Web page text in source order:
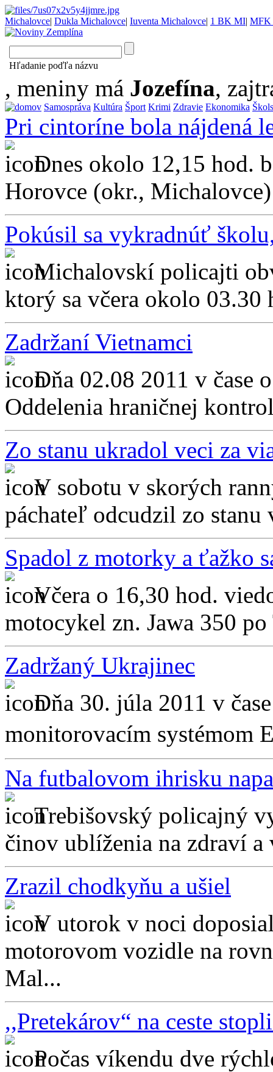
Michalovce| Dukla Michalovce| Iuventa Michalovce| 1 BK MI| MFK
Hľadanie poďľa názvu
, meniny má Jozefína,
Samospráva Kultúra Šport Krimi Zdravie Ekonomika
Pri cintoríne bola nájdená
Dnes okolo 12,15 hod.
Horovce (okr.,
Pokúsil sa vykradnúť
Michalovskí policajti
ktorý sa včera okolo
Zadržaní Vietnamci
Dňa 02.08 2011 v čase
Oddelenia hraničnej
Zo stanu ukradol veci za
V sobotu v skorých
páchateľ odcudzil zo stanu
Spadol z motorky a ťažko
Včera o 16,30 hod.
motocykel zn. Jawa 350
Zadržaný Ukrajinec
Dňa 30. júla 2011 v
monitorovacím systémom
Na futbalovom ihrisku
Trebišovský policajný
činov ublíženia na zdraví
Zrazil chodkyňu a ušiel
V utorok v noci
motorovom vozidle na
Mal...
,,Pretekárov“ na ceste
Počas víkendu dve